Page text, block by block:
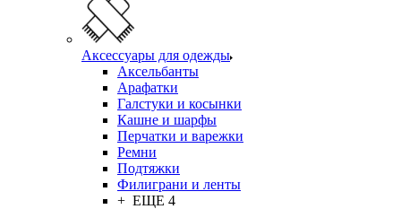
Аксессуары для одежды
Аксельбанты
Арафатки
Галстуки и косынки
Кашне и шарфы
Перчатки и варежки
Ремни
Подтяжки
Филиграни и ленты
+ ЕЩЕ 4